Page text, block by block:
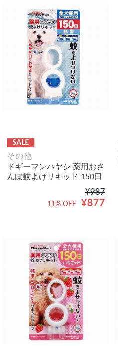
SALE
その他
ドギーマンハヤシ 薬用おさ
んぽ蚊よけリキッド 150日
¥987
¥877
11% OFF